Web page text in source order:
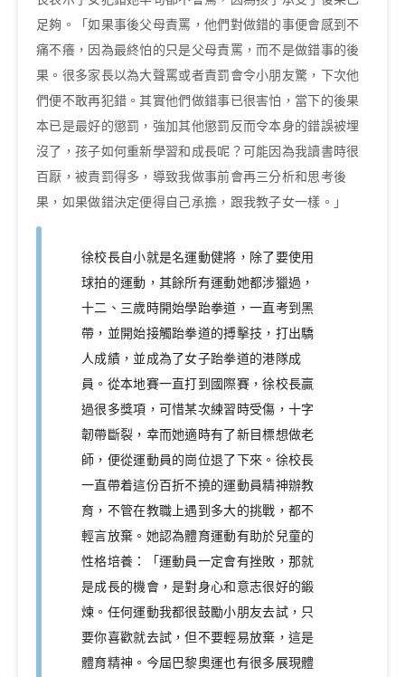
足夠。「如果事後父母責罵，他們對做錯的事便會感到不
痛不癢，因為最終怕的只是父母責罵，而不是做錯事的後
果。很多家長以為大聲罵或者責罰會令小朋友驚，下次他
們便不敢再犯錯。其實他們做錯事已很害怕，當下的後果
本已是最好的懲罰，強加其他懲罰反而令本身的錯誤被埋
沒了，孩子如何重新學習和成長呢？可能因為我讀書時很
百厭，被責罰得多，導致我做事前會再三分析和思考後
果，如果做錯決定便得自己承擔，跟我教子女一樣。」
徐校長自小就是名運動健將，除了要使用
球拍的運動，其餘所有運動她都涉獵過，
十二、三歲時開始學跆拳道，一直考到黑
帶，並開始接觸跆拳道的搏擊技，打出驕
人成績，並成為了女子跆拳道的港隊成
員。從本地賽一直打到國際賽，徐校長贏
過很多獎項，可惜某次練習時受傷，十字
韌帶斷裂，幸而她適時有了新目標想做老
師，便從運動員的崗位退了下來。徐校長
一直帶着這份百折不撓的運動員精神辦教
育，不管在教職上遇到多大的挑戰，都不
輕言放棄。她認為體育運動有助於兒童的
性格培養：「運動員一定會有挫敗，那就
是成長的機會，是對身心和意志很好的鍛
煉。任何運動我都很鼓勵小朋友去試，只
要你喜歡就去試，但不要輕易放棄，這是
體育精神。今屆巴黎奧運也有很多展現體